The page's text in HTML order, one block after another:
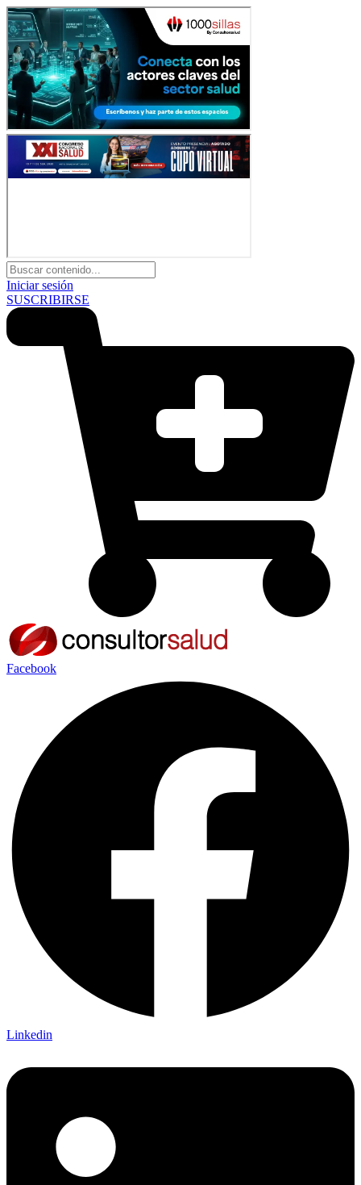
Iniciar sesión
SUSCRIBIRSE
Facebook
Linkedin